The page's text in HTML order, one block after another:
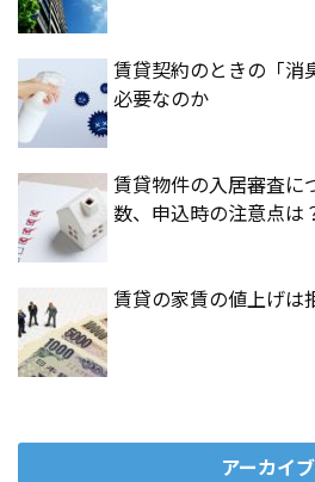
賃貸契約のときの「消
必要なのか
賃貸物件の入居審査に
数、申込時の注意点は
賃貸の家賃の値上げは
アーカイブ